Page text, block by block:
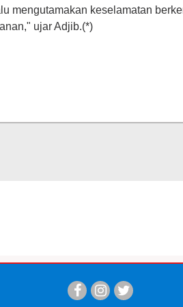
mengutamakan keselamatan
ujar Adjib.(*)